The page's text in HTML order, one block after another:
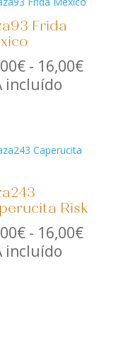
Frida
€ - 16,00€Rango
incluído
Risk
€ - 16,00€Rango
incluído